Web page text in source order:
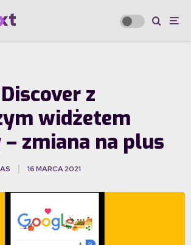
z
widżetem
zmiana na plus
16 MARCA 2021